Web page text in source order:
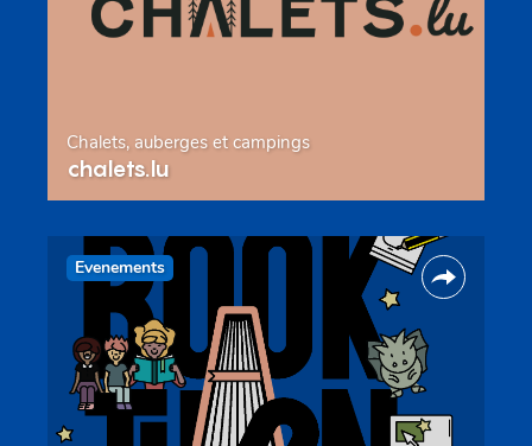
Chalets, auberges et campings
chalets.lu
Evenements